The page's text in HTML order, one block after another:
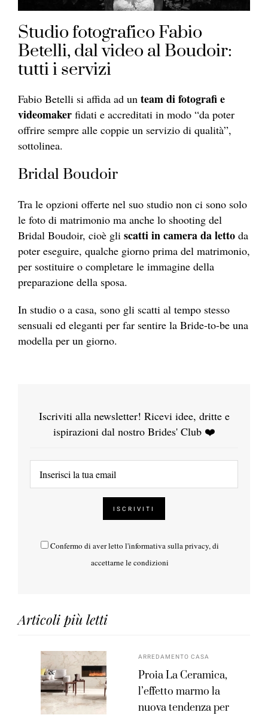
Studio fotografico Fabio
Betelli, dal video al Boudoir:
tutti i servizi
Fabio Betelli si affida ad un team di fotografi e
videomaker fidati e accreditati in modo “da poter
offrire sempre alle coppie un servizio di qualità”,
sottolinea.
Bridal Boudoir
Tra le opzioni offerte nel suo studio non ci sono solo
le foto di matrimonio ma anche lo shooting del
Bridal Boudoir, cioè gli scatti in camera da letto da
poter eseguire, qualche giorno prima del matrimonio,
per sostituire o completare le immagine della
preparazione della sposa.
In studio o a casa, sono gli scatti al tempo stesso
sensuali ed eleganti per far sentire la Bride-to-be una
modella per un giorno.
Iscriviti alla newsletter! Ricevi idee, dritte e
ispirazioni dal nostro Brides' Club ❤️
Confermo di aver letto l'informativa sulla privacy, di
accettarne le condizioni
Articoli più letti
ARREDAMENTO CASA
Proia La Ceramica,
l’effetto marmo la
nuova tendenza per